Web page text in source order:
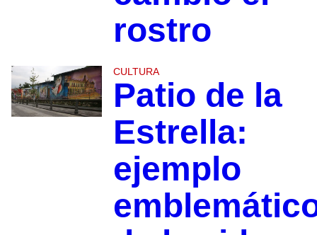
rostro
CULTURA
Patio de la
Estrella:
ejemplo